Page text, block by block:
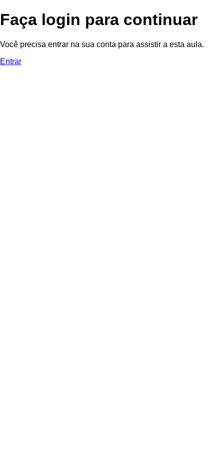
Faça login para continuar
Você precisa entrar na sua conta para assistir a esta aula.
Entrar